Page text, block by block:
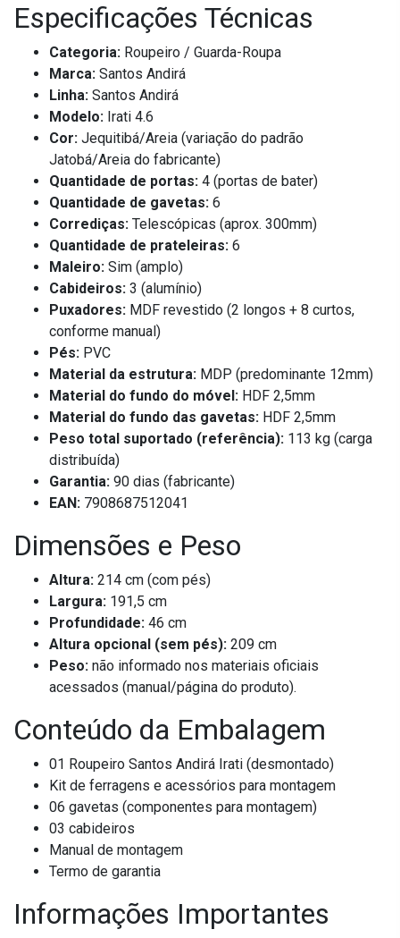
Especificações Técnicas
Categoria: Roupeiro / Guarda-Roupa
Marca: Santos Andirá
Linha: Santos Andirá
Modelo: Irati 4.6
Cor: Jequitibá/Areia (variação do padrão
Jatobá/Areia do fabricante)
Quantidade de portas: 4 (portas de bater)
Quantidade de gavetas: 6
Corrediças: Telescópicas (aprox. 300mm)
Quantidade de prateleiras: 6
Maleiro: Sim (amplo)
Cabideiros: 3 (alumínio)
Puxadores: MDF revestido (2 longos + 8 curtos,
conforme manual)
Pés: PVC
Material da estrutura: MDP (predominante 12mm)
Material do fundo do móvel: HDF 2,5mm
Material do fundo das gavetas: HDF 2,5mm
Peso total suportado (referência): 113 kg (carga
distribuída)
Garantia: 90 dias (fabricante)
EAN: 7908687512041
Dimensões e Peso
Altura: 214 cm (com pés)
Largura: 191,5 cm
Profundidade: 46 cm
Altura opcional (sem pés): 209 cm
Peso: não informado nos materiais oficiais
acessados (manual/página do produto).
Conteúdo da Embalagem
01 Roupeiro Santos Andirá Irati (desmontado)
Kit de ferragens e acessórios para montagem
06 gavetas (componentes para montagem)
03 cabideiros
Manual de montagem
Termo de garantia
Informações Importantes